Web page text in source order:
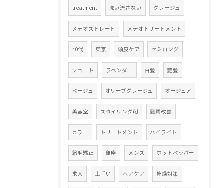
treatment 洗い流さない グレージュ
メテオストレート メテオトリートメント
40代 東京 頭皮ケア セミロング
ショート ラベンダー 白髪 艶髪
ベージュ オリーブグレージュ オージュア
美容室 スタイリング剤 髪質改善
カラー トリートメント ハイライト
縮毛矯正 銀座 メンズ ホットペッパー
求人 上手い ヘアケア 乾燥対策